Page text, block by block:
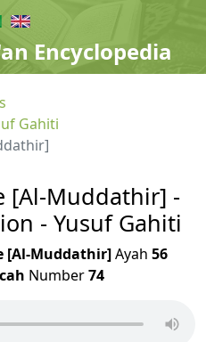
Encyclopedia
Gahiti
[Al-Muddathir] -
- Yusuf Gahiti
[Al-Muddathir]Ayah 56
Number74